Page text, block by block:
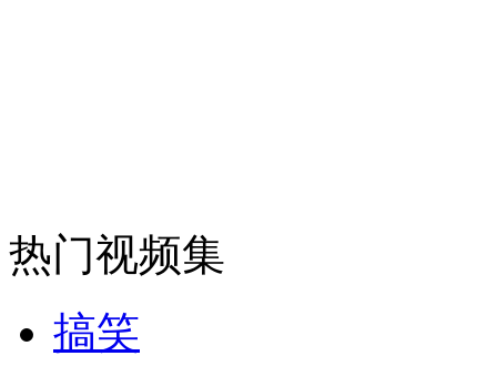
热门视频集
搞笑